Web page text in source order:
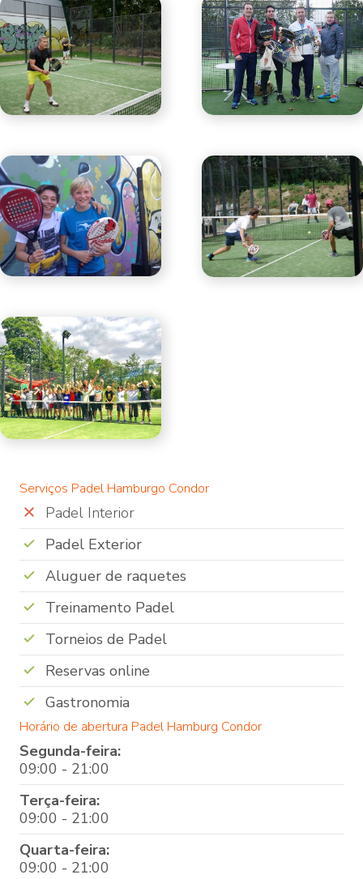
Serviços Padel Hamburgo Condor
Padel Interior
Padel Exterior
Aluguer de raquetes
Treinamento Padel
Torneios de Padel
Reservas online
Gastronomia
Horário de abertura Padel Hamburg Condor
Segunda-feira:
09:00 - 21:00
Terça-feira:
09:00 - 21:00
Quarta-feira:
09:00 - 21:00